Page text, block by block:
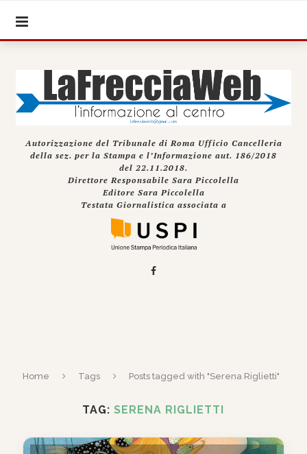
Autorizzazione del Tribunale di Roma Ufficio Cancelleria
della sez. per la Stampa e l’Informazione aut. 186/2018
del 22.11.2018.
Direttore Responsabile Sara Piccolella
Editore Sara Piccolella
Testata Giornalistica associata a
Home Tags Posts tagged with "Serena Riglietti"
TAG:SERENA RIGLIETTI